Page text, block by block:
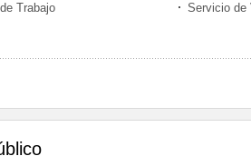
Trabajo